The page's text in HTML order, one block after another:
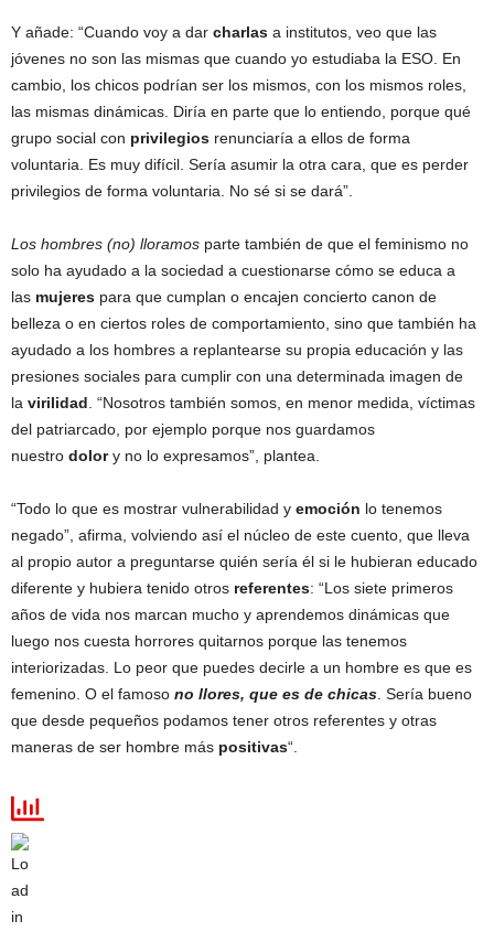
Y añade: “Cuando voy a dar charlas a institutos, veo que las
jóvenes no son las mismas que cuando yo estudiaba la ESO. En
cambio, los chicos podrían ser los mismos, con los mismos roles,
las mismas dinámicas. Diría en parte que lo entiendo, porque qué
grupo social con privilegios renunciaría a ellos de forma
voluntaria. Es muy difícil. Sería asumir la otra cara, que es perder
privilegios de forma voluntaria. No sé si se dará”.
Los hombres (no) lloramos parte también de que el feminismo no
solo ha ayudado a la sociedad a cuestionarse cómo se educa a
las mujeres para que cumplan o encajen concierto canon de
belleza o en ciertos roles de comportamiento, sino que también ha
ayudado a los hombres a replantearse su propia educación y las
presiones sociales para cumplir con una determinada imagen de
la virilidad . “Nosotros también somos, en menor medida, víctimas
del patriarcado, por ejemplo porque nos guardamos
nuestro dolory no lo expresamos”, plantea.
“Todo lo que es mostrar vulnerabilidad y emoción lo tenemos
negado”, afirma, volviendo así el núcleo de este cuento, que lleva
al propio autor a preguntarse quién sería él si le hubieran educado
diferente y hubiera tenido otros referentes: “Los siete primeros
años de vida nos marcan mucho y aprendemos dinámicas que
luego nos cuesta horrores quitarnos porque las tenemos
interiorizadas. Lo peor que puedes decirle a un hombre es que es
femenino. O el famoso no llores, que es de chicas . Sería bueno
que desde pequeños podamos tener otros referentes y otras
maneras de ser hombre más positivas“.